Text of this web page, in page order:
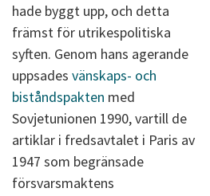
hade byggt upp, och detta
främst för utrikespolitiska
syften. Genom hans agerande
uppsades vänskaps- och
biståndspakten med
Sovjetunionen 1990, vartill de
artiklar i fredsavtalet i Paris av
1947 som begränsade
försvarsmaktens